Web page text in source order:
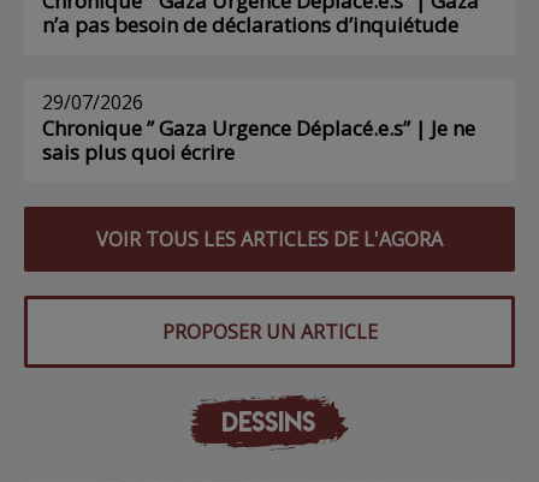
n’a pas besoin de déclarations d’inquiétude
29/07/2026
Chronique ” Gaza Urgence Déplacé.e.s” | Je ne
sais plus quoi écrire
VOIR TOUS LES ARTICLES DE L'AGORA
PROPOSER UN ARTICLE
DESSINS